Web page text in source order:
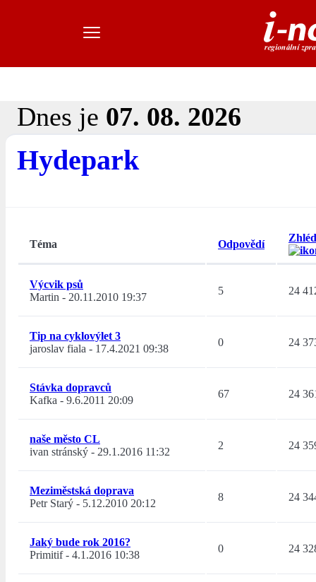
Dnes je 07. 08. 2026
Hydepark
Téma Odpovědí
Výcvik psů
Martin - 20.11.2010 19:37
5 24
Tip na cyklovýlet 3
jaroslav fiala - 17.4.2021 09:38
0 24
Stávka dopravců
Kafka - 9.6.2011 20:09
67 24
naše město CL
ivan stránský - 29.1.2016 11:32
2 24
Meziměstská doprava
Petr Starý - 5.12.2010 20:12
8 24
Jaký bude rok 2016?
Primitif- 4.1.2016 10:38
0 24